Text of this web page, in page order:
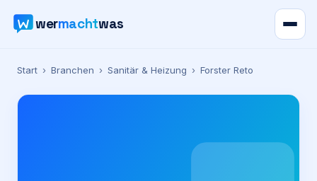
wermachtwas
Verzeichnis
Karte
Start › Branchen › Sanitär & Heizung › Forster Reto